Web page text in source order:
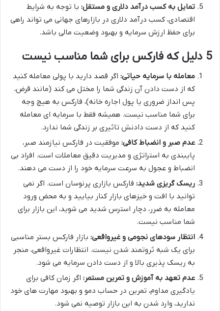
تمایل به کسب درآمد دلاری و مستقل: با توجه به شرایط
اقتصادی، کسب درآمد دلاری در بازارهای جهانی می تواند راهی
برای حفظ ارزش سرمایه و بهبود وضعیت مالی باشد.
5 دلیل که فارکس برای شما مناسب نیست
معامله با سرمایه حیاتی: اگر قصد دارید با پولی معامله کنید
که از دست دادن آن زندگی شما را مختل می کند (مانند قرض،
پس انداز ضروری یا پول اجاره خانه)، فارکس به هیچ وجه
برای شما مناسب نیست. همیشه فقط با سرمایه ای معامله
کنید که از دست دادنش تاثیری بر زندگی شما ندارد.
عدم صبر و انضباط کافی: موفقیت در فارکس نیازمند صبر،
پایبندی به استراتژی و مدیریت دقیق معاملات است. افراد بی
انضباط و عجول به سرعت سرمایه خود را از دست می دهند.
ریسک گریزی شدید: فارکس بازاری پرنوسان است. اگر نمی
توانید با افت و خیزهای بازار کنار بیایید و به محض ورود
معامله به ضرر، دچار استرس شدید می شوید، این بازار برای
شما مناسب نیست.
انتظار سودهای نجومی و غیرواقعی: بازار فارکس بستر مناسبی
برای یک شبه ثروتمند شدن نیست. انتظارات غیرواقعی، منجر
به ریسک پذیری بالا و از دست دادن سرمایه می شود.
عدم تعهد به آموزش و تمرین مستمر: اگر زمان کافی برای
یادگیری مداوم، تمرین در حساب دمو و بهبود مهارت های خود
ندارید، وارد شدن به این بازار توصیه نمی شود.